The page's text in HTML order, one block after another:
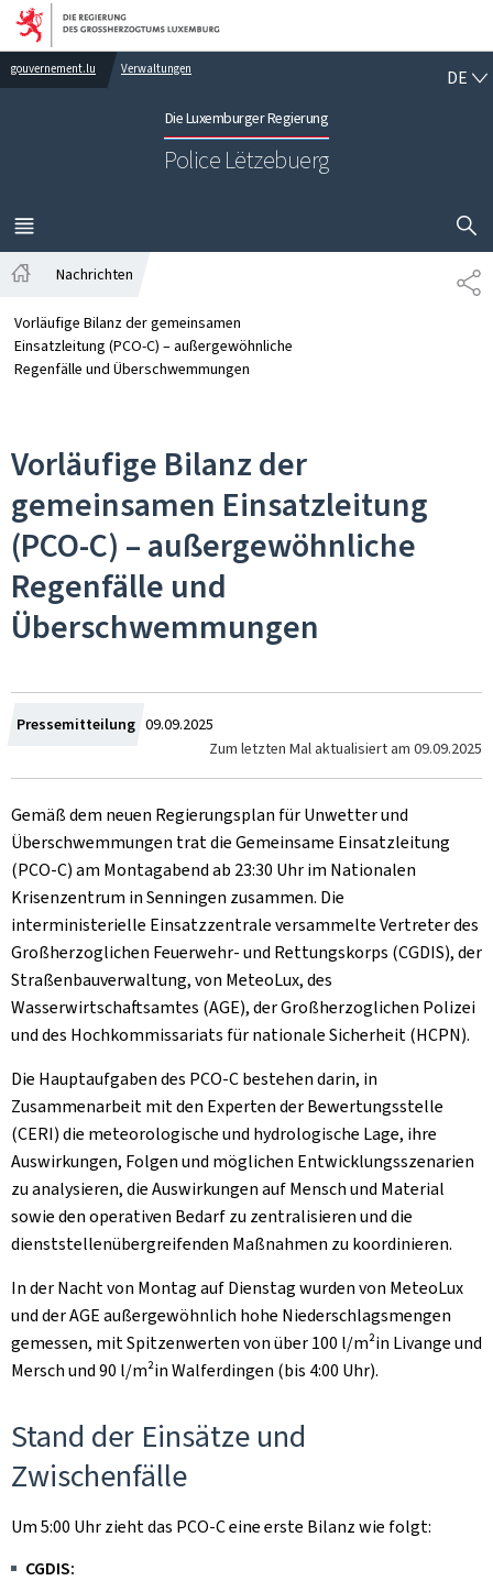
Zur Hauptnavigation
Zum Inhalt
gouvernement.lu Verwaltungen
Die Luxemburger Regierung
Police Lëtzebuerg
DE
MENÜ
HAUPT-
Nachrichten
Vorläufige Bilanz der gemeinsamen
Einsatzleitung (PCO-C) – außergewöhnliche
Regenfälle und Überschwemmungen
Vorläufige Bilanz der
gemeinsamen Einsatzleitung
(PCO-C) – außergewöhnliche
Regenfälle und
Überschwemmungen
Pressemitteilung Zum
09.09.2025
Zum letzten Mal aktualisiert am 09.09.2025
Gemäß dem neuen Regierungsplan für Unwetter und
Überschwemmungen trat die Gemeinsame Einsatzleitung
(PCO-C) am Montagabend ab 23:30 Uhr im Nationalen
Krisenzentrum in Senningen zusammen. Die
interministerielle Einsatzzentrale versammelte Vertreter des
Großherzoglichen Feuerwehr- und Rettungskorps (CGDIS), der
Straßenbauverwaltung, von MeteoLux, des
Wasserwirtschaftsamtes (AGE), der Großherzoglichen Polizei
und des Hochkommissariats für nationale Sicherheit (HCPN).
Die Hauptaufgaben des PCO-C bestehen darin, in
Zusammenarbeit mit den Experten der Bewertungsstelle
(CERI) die meteorologische und hydrologische Lage, ihre
Auswirkungen, Folgen und möglichen Entwicklungsszenarien
zu analysieren, die Auswirkungen auf Mensch und Material
sowie den operativen Bedarf zu zentralisieren und die
dienststellenübergreifenden Maßnahmen zu koordinieren.
In der Nacht von Montag auf Dienstag wurden von MeteoLux
und der AGE außergewöhnlich hohe Niederschlagsmengen
gemessen, mit Spitzenwerten von über 100 l/m²in Livange und
Mersch und 90 l/m²in Walferdingen (bis 4:00 Uhr).
Stand der Einsätze und
Zwischenfälle
Um 5:00 Uhr zieht das PCO-C eine erste Bilanz wie folgt:
CGDIS: